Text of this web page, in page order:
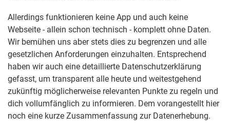
Allerdings funktionieren keine App und auch keine
Webseite - allein schon technisch - komplett ohne Daten.
Wir bemühen uns aber stets dies zu begrenzen und alle
gesetzlichen Anforderungen einzuhalten. Entsprechend
haben wir auch eine detaillierte Datenschutzerklärung
gefasst, um transparent alle heute und weitestgehend
zukünftig möglicherweise relevanten Punkte zu regeln und
dich vollumfänglich zu informieren. Dem vorangestellt hier
noch eine kurze Zusammenfassung zur Datenerhebung.